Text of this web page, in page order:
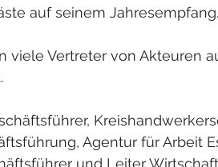
auf seinem
viele Vertreter von Akteuren
Agentur für Arbeit
und Leiter